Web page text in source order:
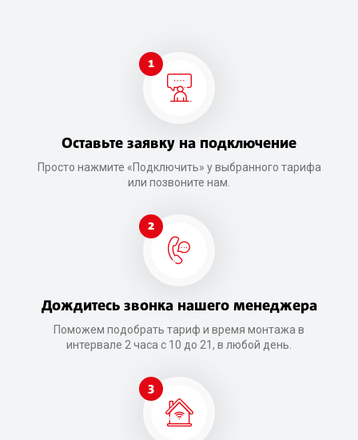
1
Оставьте заявку на подключение
Просто нажмите «Подключить» у выбранного тарифа
или позвоните нам.
2
Дождитесь звонка нашего менеджера
Поможем подобрать тариф и время монтажа в
интервале 2 часа с 10 до 21, в любой день.
3